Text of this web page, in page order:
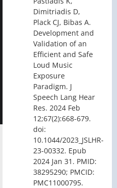
Dimitriadis D,
Plack CJ, Bibas A.
Development and
Validation of an
Efficient and Safe
Loud Music
Exposure
Paradigm. J
Speech Lang Hear
Res. 2024 Feb
12;67(2):668-679.
doi:
10.1044/2023_JSLHR-
23-00332. Epub
2024 Jan 31. PMID:
38295290; PMCID:
PMC11000795.